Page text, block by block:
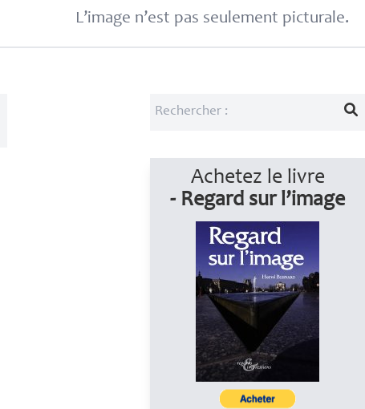
L’image n’est pas seulement picturale.
Achetez le livre
- Regard sur l’image